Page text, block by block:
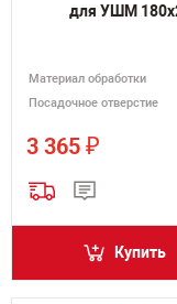
для УШМ
Материал обработки
Посадочное отверстие
3 365 ₽
Купить